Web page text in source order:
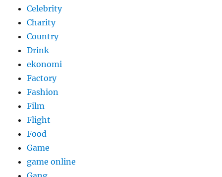
Celebrity
Charity
Country
Drink
ekonomi
Factory
Fashion
Film
Flight
Food
Game
game online